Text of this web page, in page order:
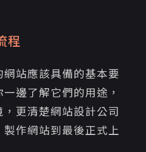
程
站應該具備的基本要
邊了解它們的用途，
更清楚網站設計公司
作網站到最後正式上